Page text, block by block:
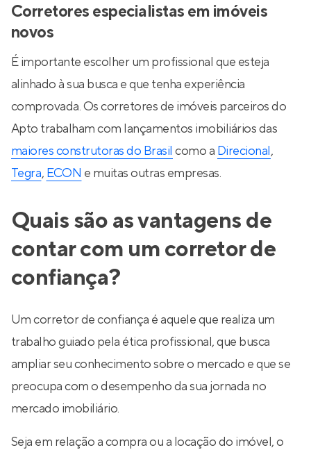
Corretores especialistas em imóveis
novos
É importante escolher um profissional que esteja
alinhado à sua busca e que tenha experiência
comprovada. Os corretores de imóveis parceiros do
Apto trabalham com lançamentos imobiliários das
maiores construtoras do Brasil como a Direcional,
Tegra, ECON e muitas outras empresas.
Quais são as vantagens de
contar com um corretor de
confiança?
Um corretor de confiança é aquele que realiza um
trabalho guiado pela ética profissional, que busca
ampliar seu conhecimento sobre o mercado e que se
preocupa com o desempenho da sua jornada no
mercado imobiliário.
Seja em relação a compra ou a locação do imóvel, o